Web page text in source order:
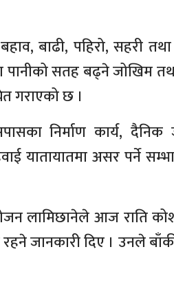
बाढी, पहिरो, सहरी
पानीको सतह बढ्ने जोखिम
गराएको छ ।
निर्माण कार्य,
यातायातमा असर पर्ने
लामिछानेले आज राति
जानकारी दिए । उनले